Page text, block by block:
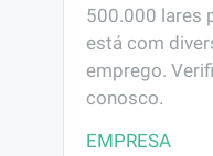
500.000 lares
está com
emprego.
conosco.
EMPRESA